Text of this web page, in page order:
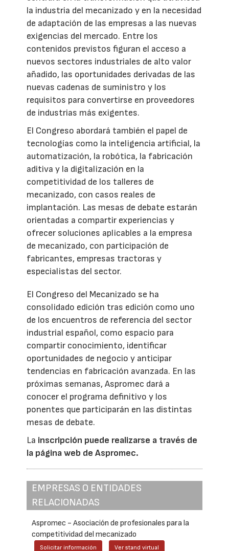
la industria del mecanizado y en la necesidad
de adaptación de las empresas a las nuevas
exigencias del mercado. Entre los
contenidos previstos figuran el acceso a
nuevos sectores industriales de alto valor
añadido, las oportunidades derivadas de las
nuevas cadenas de suministro y los
requisitos para convertirse en proveedores
de industrias más exigentes.
El Congreso abordará también el papel de
tecnologías como la inteligencia artificial, la
automatización, la robótica, la fabricación
aditiva y la digitalización en la
competitividad de los talleres de
mecanizado, con casos reales de
implantación. Las mesas de debate estarán
orientadas a compartir experiencias y
ofrecer soluciones aplicables a la empresa
de mecanizado, con participación de
fabricantes, empresas tractoras y
especialistas del sector.
El Congreso del Mecanizado se ha
consolidado edición tras edición como uno
de los encuentros de referencia del sector
industrial español, como espacio para
compartir conocimiento, identificar
oportunidades de negocio y anticipar
tendencias en fabricación avanzada. En las
próximas semanas, Aspromec dará a
conocer el programa definitivo y los
ponentes que participarán en las distintas
mesas de debate.
La inscripción puede realizarse a través de
la página web de Aspromec.
EMPRESAS O ENTIDADES
RELACIONADAS
Aspromec - Asociación de profesionales para la
competitividad del mecanizado
Solicitar información Ver stand virtual